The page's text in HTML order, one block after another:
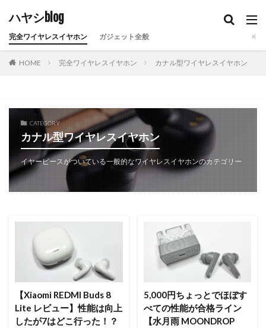
ハヤシblog
完全ワイヤレスイヤホン ガジェット全般
HOME 完全ワイヤレスイヤホン カナル型ワイヤレスイヤホン
CATEGORY
カナル型ワイヤレスイヤホン
イヤーピースがついている一般的なワイヤレスイヤホンのカテゴリー
【Xiaomi REDMI Buds 8
Lite レビュー】性能は向上
したが7はどこ行った！？
5,000円ちょっとでほぼす
べての性能が合格ライン
【水月雨 MOONDROP